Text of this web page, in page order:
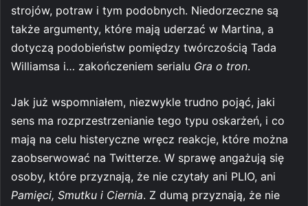
strojów, potraw i tym podobnych. Niedorzeczne są
także argumenty, które mają uderzać w Martina, a
dotyczą podobieństw pomiędzy twórczością Tada
Williamsa i… zakończeniem serialu Gra o tron.
Jak już wspomniałem, niezwykle trudno pojąć, jaki
sens ma rozprzestrzenianie tego typu oskarżeń, i co
mają na celu histeryczne wręcz reakcje, które można
zaobserwować na Twitterze. W sprawę angażują się
osoby, które przyznają, że nie czytały ani PLIO, ani
Pamięci, Smutku i Ciernia. Z dumą przyznają, że nie